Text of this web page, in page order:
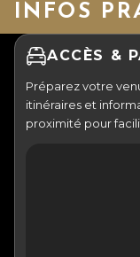
INFOS
ACCÈS &
Préparez votre
itinéraires et
proximité pour